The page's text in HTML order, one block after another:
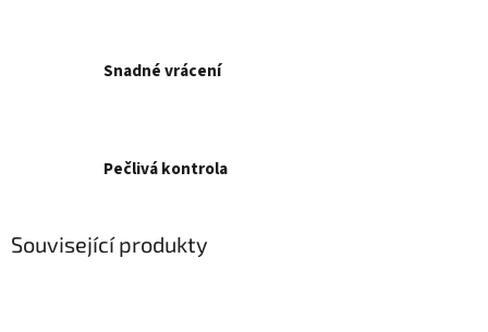
Snadné vrácení
Pečlivá kontrola
Související produkty